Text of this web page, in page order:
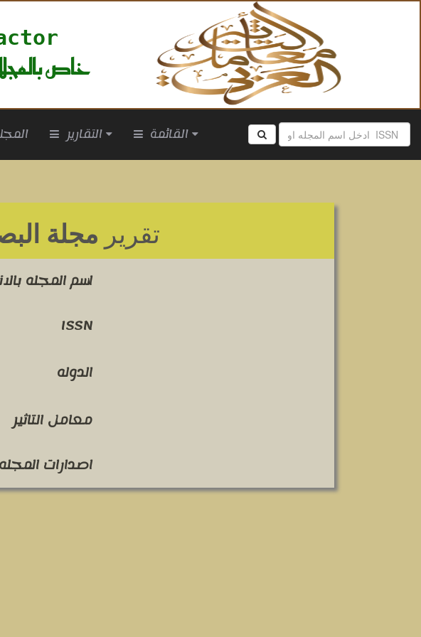
خاص
التقارير القائمة
تقرير مجلة
اسم المجله
ISSN
الدوله
معامل التاثير
اصدارات المجله